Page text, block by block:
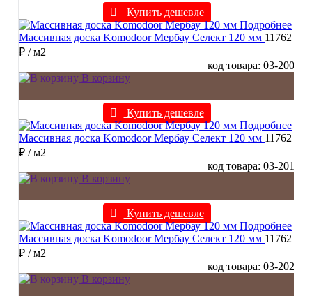
Купить дешевле
Подробнее
Массивная доска Komodoor Мербау Селект 120 мм 11762
₽ / м2
код товара: 03-200
В корзину
Купить дешевле
Подробнее
Массивная доска Komodoor Мербау Селект 120 мм 11762
₽ / м2
код товара: 03-201
В корзину
Купить дешевле
Подробнее
Массивная доска Komodoor Мербау Селект 120 мм 11762
₽ / м2
код товара: 03-202
В корзину